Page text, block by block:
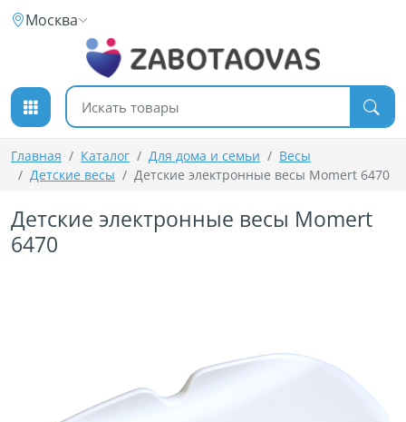
К содержимому
Москва
Поиск товаров
Главная Каталог Для дома и семьи
Весы
Детские весы
Детские электронные весы Momert 6470
Детские электронные весы Momert
6470